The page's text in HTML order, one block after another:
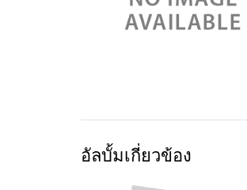
อัลบั้มเกี่ยวข้อง